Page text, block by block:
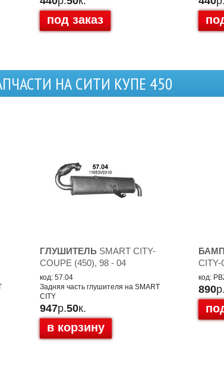
под заказ
НА СИТИ КУПЕ 450
ГЛУШИТЕЛЬ SMART CITY-
COUPE (450), 98 - 04
код: 57.04
Задняя часть глушителя на SMART
CITY
947р.50к.
в корзину
CITY-
код:
890р.